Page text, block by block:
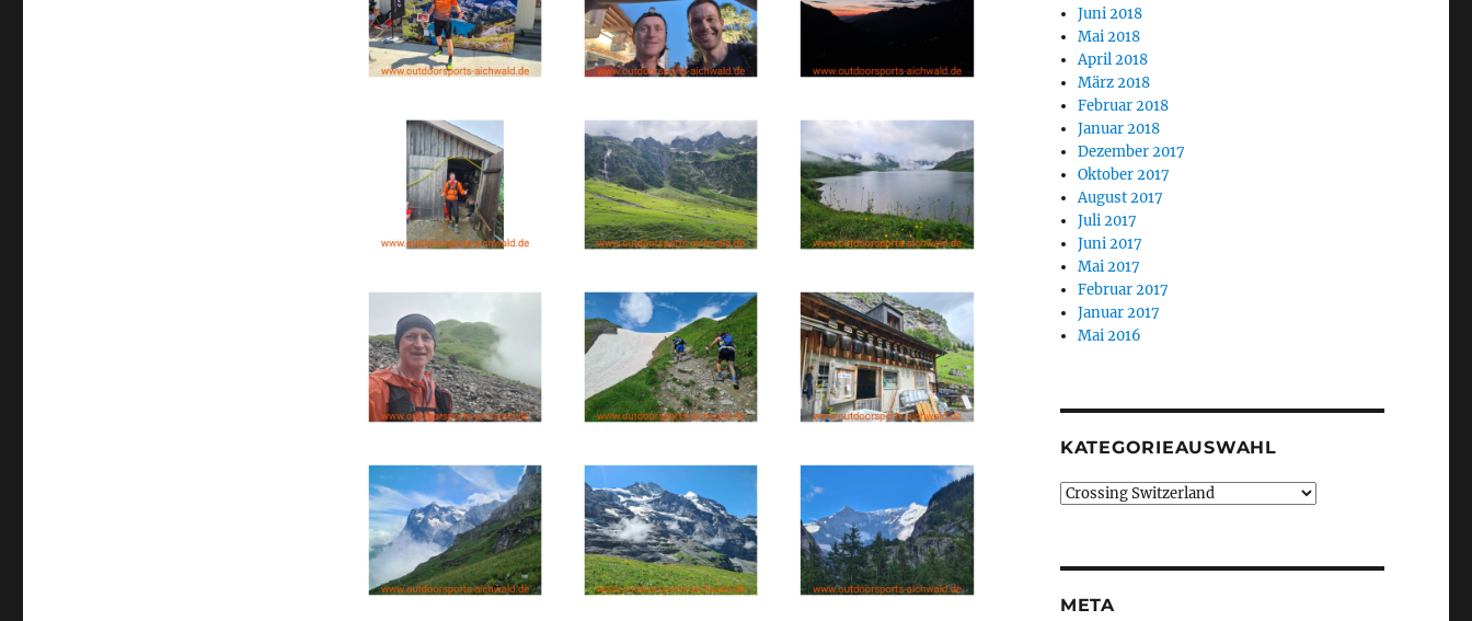
Juni 2018
Mai 2018
April 2018
März 2018
Februar 2018
Januar 2018
Dezember 2017
Oktober 2017
August 2017
Juli 2017
Juni 2017
Mai 2017
Februar 2017
Januar 2017
Mai 2016
KATEGORIEAUSWAHL
Kategorieauswahl
META